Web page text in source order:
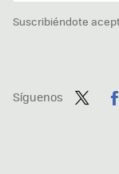
Suscribiéndote
Síguenos